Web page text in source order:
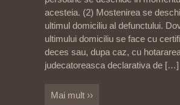
acesteia. (2) Mostenirea se
ultimul domiciliu al defunctului.
ultimului domiciliu se face cu
deces sau, dupa caz, cu
judecatoreasca declarativa de […]
Mai mult ››